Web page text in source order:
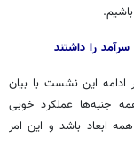
را داشتند
ادامه این نشست با بیان
جنبه‌ها عملکرد خوبی
ابعاد باشد و این امر